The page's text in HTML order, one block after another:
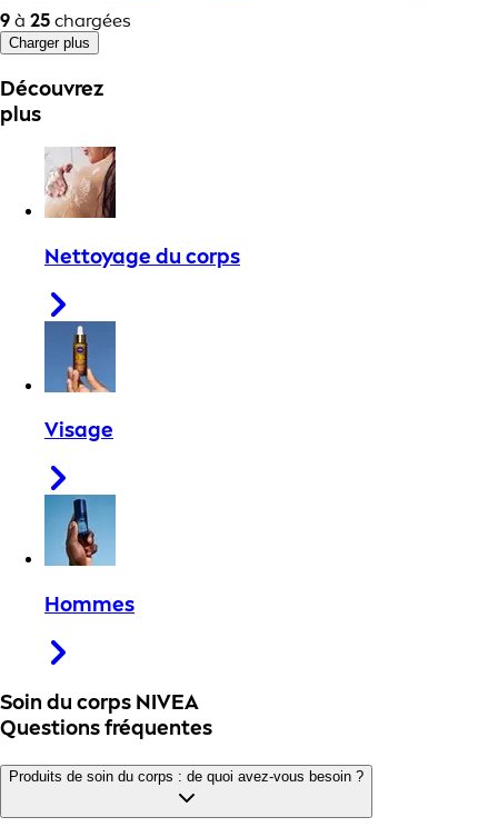
9 à 25 chargées
Charger plus
Découvrez
plus
Nettoyage du corps
Visage
Hommes
Soin du corps NIVEA
Questions fréquentes
Produits de soin du corps : de quoi avez-vous besoin ?